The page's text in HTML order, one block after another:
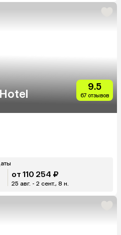
9.5
67 отзывов
от 110 254 ₽
25 авг. - 2 сент., 8 н.